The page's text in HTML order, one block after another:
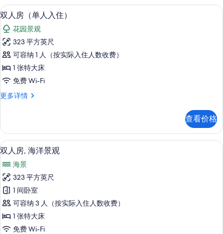
片
更
多
信
息
显
示
双
人
房
（单
入
的
所
有
照
片
迷你吧、客房内保险箱、办公桌、遮光
3
双人房（单人入住）
花园景观
323 平方英尺
可容纳 1 人（按实际入住人数收费）
1 张特大床
免费 Wi-Fi
更多详情
双
人
入
住）
多
信
息
查看价格
显
示
双
人
房,
海
洋
迷你吧、客房内保险箱、办公桌、遮光
6
双人房, 海洋景观
海景
323 平方英尺
1 间卧室
可容纳 3 人（按实际入住人数收费）
1 张特大床
免费 Wi-Fi